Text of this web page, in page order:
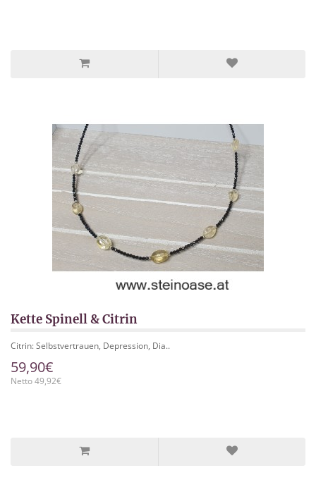
Kette Spinell & Citrin
Citrin: Selbstvertrauen, Depression, Dia..
59,90€
Netto 49,92€